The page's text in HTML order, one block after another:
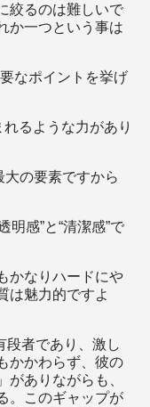
絞るのは難しいで
か一つという事は
なポイントを挙げ
るような力があり
の要素ですから
明感”と“清潔感”で
かなりハードにや
は魅力的ですよ
段者であり、激し
かかわらず、彼の
がありながらも、
。このギャップが